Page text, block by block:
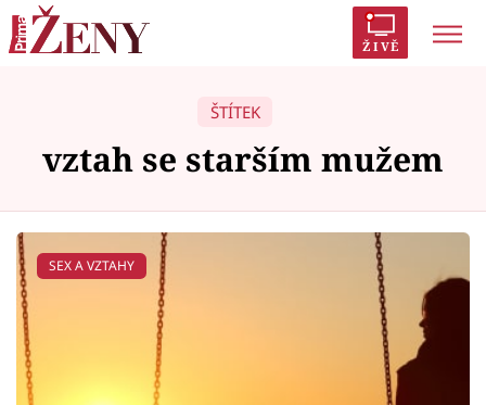
ŽIVĚ
Inspekce
Témata
Vztahy
ŠTÍTEK
vztah se starším mužem
SEX A VZTAHY